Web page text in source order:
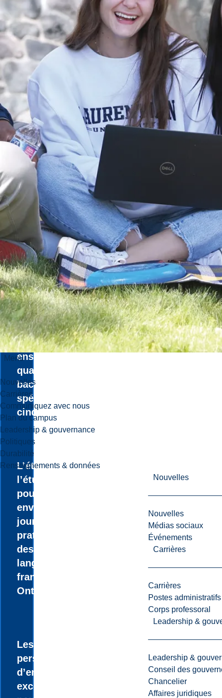
Menu
Nouvelles
Carrières
Communiquez avec nous
Plan du campus
Leadership & gouvernance
Politiques
Durabilité
Renseignements & données
Nouvelles
Nouvelles
Médias sociaux
Événements
Carrières
Carrières
Postes
Corps professoral
Leadership &
Leadership &
Conseil des
Chancelier
Affaires juridiques
Vous devez
avoir terminé et
obtenu votre
DESO (ou
équivalent)
Vous étudiez
en 1ère ou 2e
année à un
Bac. avec
spécialisation
de l’Université
Laurentienne.
C'est un des
seuls
programmes
francophones
en Ontario qui
vous permet
de devenir
enseignante ou
enseignant
qualifié.e avec
baccalauréat
spécialisé en
cinq ans!
L’étudiante ou
l’étudiant
poursuit
environ 100
jours de stage
pratique dans
des Écoles de
langue
française en
Ontario.
Les
perspectives
d’emploi sont
excellentes